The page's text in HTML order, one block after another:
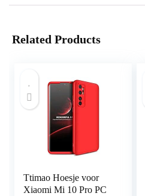
Related Products
Ttimao Hoesje voor
Xiaomi Mi 10 Pro PC